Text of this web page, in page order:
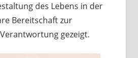
des Lebens in der
Bereitschaft zur
gezeigt.